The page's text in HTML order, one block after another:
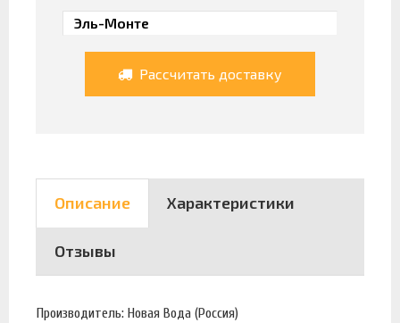
Рассчитать доставку
Описание Характеристики
Отзывы
Производитель: Новая Вода (Россия)